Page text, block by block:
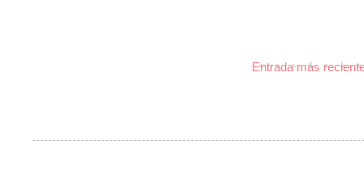
Entrada más